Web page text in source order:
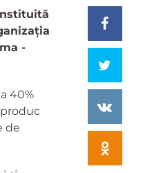
-
40%
de